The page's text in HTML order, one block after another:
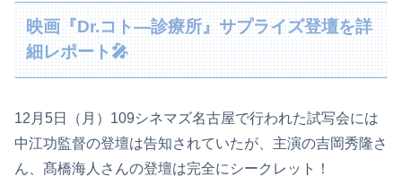
映画『Dr.コト―診療所』サプライズ登壇を詳
細レポート🎤
12月5日（月）109シネマズ名古屋で行われた試写会には
中江功監督の登壇は告知されていたが、主演の吉岡秀隆さ
ん、髙橋海人さんの登壇は完全にシークレット！